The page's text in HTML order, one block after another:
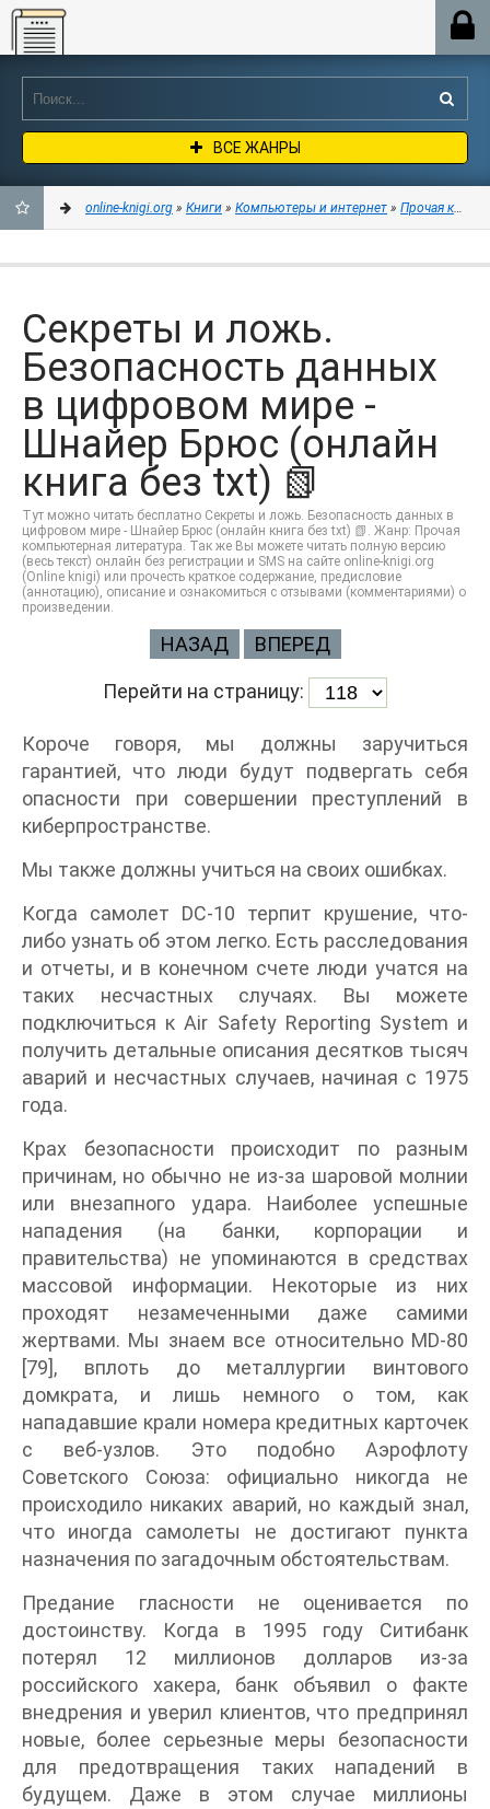
Online-knigi.org
ВСЕ ЖАНРЫ
ЗАКЛАДКИ
online-knigi.org » Книги » Компьютеры и интернет » Прочая
Секреты и ложь.
Безопасность данных
в цифровом мире -
Шнайер Брюс (онлайн
книга без txt) 📗
Тут можно читать бесплатно Секреты и ложь. Безопасность данных в
цифровом мире - Шнайер Брюс (онлайн книга без txt) 📗. Жанр: Прочая
компьютерная литература. Так же Вы можете читать полную версию
(весь текст) онлайн без регистрации и SMS на сайте online-knigi.org
(Online knigi) или прочесть краткое содержание, предисловие
(аннотацию), описание и ознакомиться с отзывами (комментариями) о
произведении.
НАЗАД ВПЕРЕД
Перейти на страницу:
Короче говоря, мы должны заручиться
гарантией, что люди будут подвергать себя
опасности при совершении преступлений в
киберпространстве.
Мы также должны учиться на своих ошибках.
Когда самолет DC-10 терпит крушение, что-
либо узнать об этом легко. Есть расследования
и отчеты, и в конечном счете люди учатся на
таких несчастных случаях. Вы можете
подключиться к Air Safety Reporting System и
получить детальные описания десятков тысяч
аварий и несчастных случаев, начиная с 1975
года.
Крах безопасности происходит по разным
причинам, но обычно не из-за шаровой молнии
или внезапного удара. Наиболее успешные
нападения (на банки, корпорации и
правительства) не упоминаются в средствах
массовой информации. Некоторые из них
проходят незамеченными даже самими
жертвами. Мы знаем все относительно MD-80
[79], вплоть до металлургии винтового
домкрата, и лишь немного о том, как
нападавшие крали номера кредитных карточек
с веб-узлов. Это подобно Аэрофлоту
Советского Союза: официально никогда не
происходило никаких аварий, но каждый знал,
что иногда самолеты не достигают пункта
назначения по загадочным обстоятельствам.
Предание гласности не оценивается по
достоинству. Когда в 1995 году Ситибанк
потерял 12 миллионов долларов из-за
российского хакера, банк объявил о факте
внедрения и уверил клиентов, что предпринял
новые, более серьезные меры безопасности
для предотвращения таких нападений в
будущем. Даже в этом случае миллионы